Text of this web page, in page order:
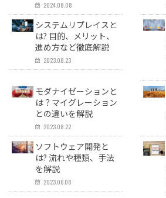
2024.08.08
システムリプレイスと
は? 目的、メリット、
進め方など徹底解説
2023.08.23
モダナイゼーションと
は？マイグレーション
との違いを解説
2023.08.22
ソフトウェア開発と
は? 流れや種類、手法
を解説
2023.06.08